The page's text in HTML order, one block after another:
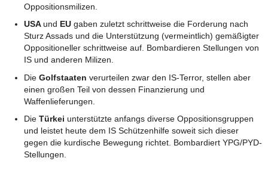
Oppositionsmilizen.
USA und EU gaben zuletzt schrittweise die Forderung nach
Sturz Assads und die Unterstützung (vermeintlich) gemäßigter
Oppositioneller schrittweise auf. Bombardieren Stellungen von
IS und anderen Milizen.
Die Golfstaaten verurteilen zwar den IS-Terror, stellen aber
einen großen Teil von dessen Finanzierung und
Waffenlieferungen.
Die Türkei unterstützte anfangs diverse Oppositionsgruppen
und leistet heute dem IS Schützenhilfe soweit sich dieser
gegen die kurdische Bewegung richtet. Bombardiert YPG/PYD-
Stellungen.